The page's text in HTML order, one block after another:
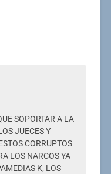
SOPORTAR A LA
JUECES Y
CORRUPTOS
LOS NARCOS YA
K, LOS